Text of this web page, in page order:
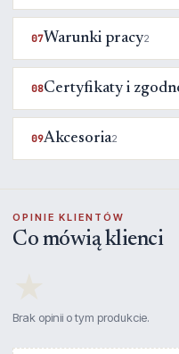
07Warunki pracy2
08Certyfikaty i
09Akcesoria2
OPINIE KLIENTÓW
Co mówią klienci
Brak opinii o tym produkcie.